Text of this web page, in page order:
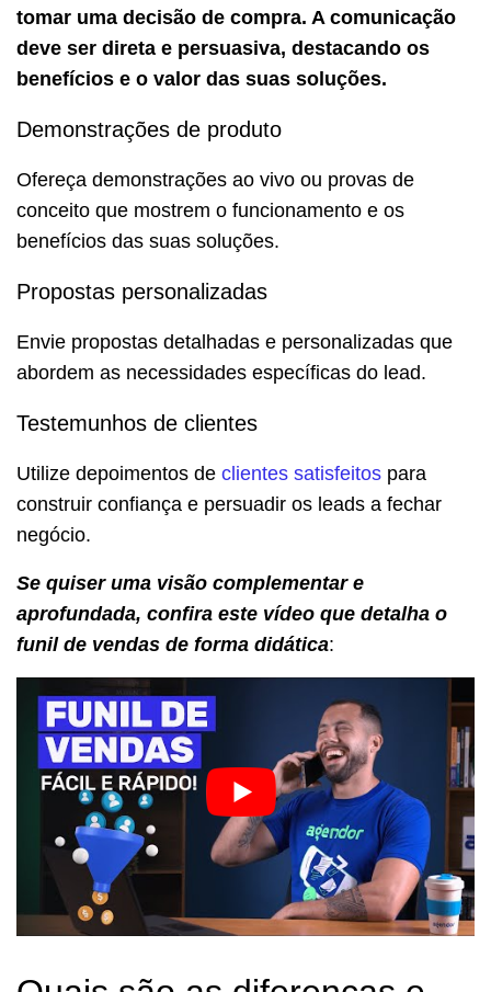
tomar uma decisão de compra. A comunicação
deve ser direta e persuasiva, destacando os
benefícios e o valor das suas soluções.
Demonstrações de produto
Ofereça demonstrações ao vivo ou provas de
conceito que mostrem o funcionamento e os
benefícios das suas soluções.
Propostas personalizadas
Envie propostas detalhadas e personalizadas que
abordem as necessidades específicas do lead.
Testemunhos de clientes
Utilize depoimentos de clientes satisfeitos para
construir confiança e persuadir os leads a fechar
negócio.
Se quiser uma visão complementar e
aprofundada, confira este vídeo que detalha o
funil de vendas de forma didática: